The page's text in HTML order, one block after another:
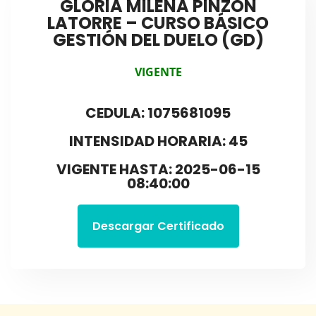
GLORIA MILENA PINZÓN
LATORRE – CURSO BÁSICO
GESTIÓN DEL DUELO (GD)
VIGENTE
CEDULA: 1075681095
INTENSIDAD HORARIA: 45
VIGENTE HASTA: 2025-06-15
08:40:00
Descargar Certificado